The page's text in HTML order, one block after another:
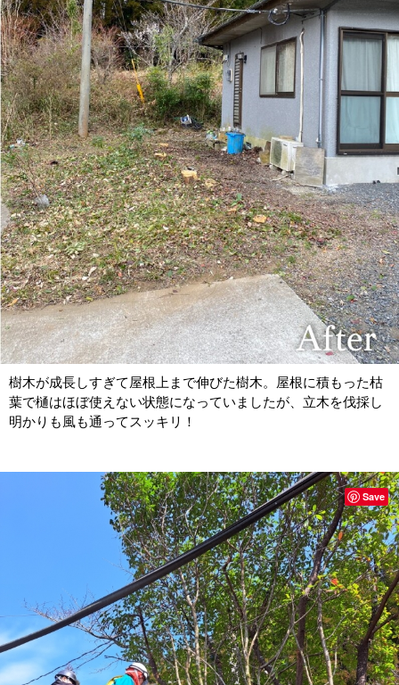
樹木が成長しすぎて屋根上まで伸びた樹木。屋根に積もった枯
葉で樋はほぼ使えない状態になっていましたが、立木を伐採し
明かりも風も通ってスッキリ！
Save